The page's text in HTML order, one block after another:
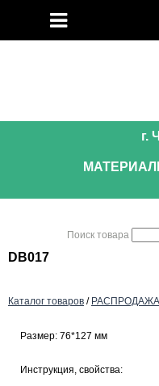
г.
Поиск товара
DB017
Каталог товаров /
Размер: 76*127 мм
Инструкция, свойства: